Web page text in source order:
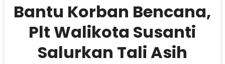
Bantu Korban Bencana,
Plt Walikota Susanti
Salurkan Tali Asih